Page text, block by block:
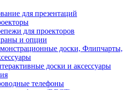
для презентаций
для проекторов
и опции
доски, Флипчарты,
доски и аксессуары
телефоны